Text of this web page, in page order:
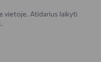
vietoje. Atidarius laikyti